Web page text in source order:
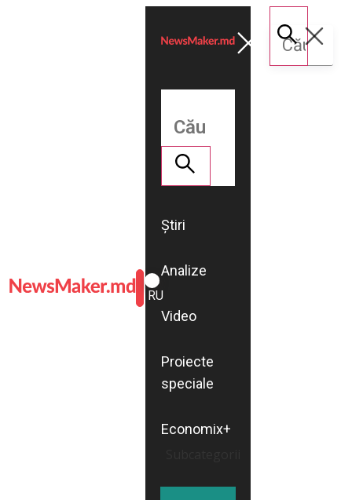
ROMÂNĂ
RU
Știri
Analize
Video
Proiecte
speciale
Economix+